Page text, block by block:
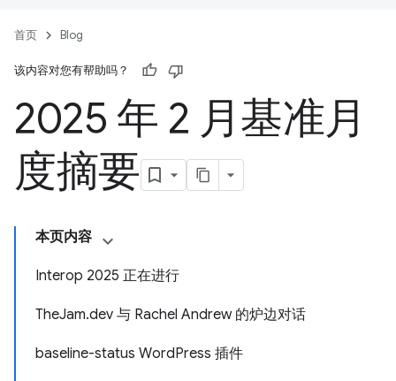
首页 Blog
该内容对您有帮助吗？
2025 年 2 月基准月
度摘要
本页内容
Interop 2025 正在进行
TheJam.dev 与 Rachel Andrew 的炉边对话
baseline-status WordPress 插件